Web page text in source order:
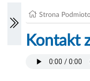
Strona
Kontakt